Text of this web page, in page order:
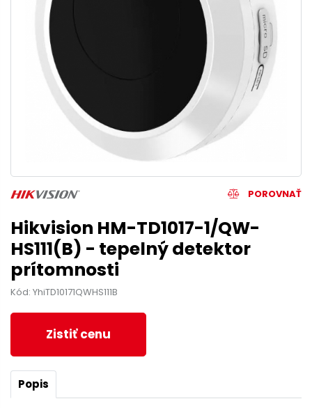
POROVNAŤ
Hikvision HM-TD1017-1/QW-
HS111(B) - tepelný detektor
prítomnosti
Kód: YhiTD10171QWHS111B
Zistiť cenu
Popis